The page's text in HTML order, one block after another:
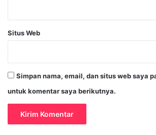
Situs Web
Simpan nama, email, dan situs web saya
untuk komentar saya berikutnya.